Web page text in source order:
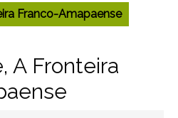
Franco-Amapaense
A Fronteira